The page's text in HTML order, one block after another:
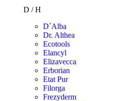
D / H
D´Alba
Dr. Althea
Ecotools
Elancyl
Elizavecca
Erborian
Etat Pur
Filorga
Frezyderm